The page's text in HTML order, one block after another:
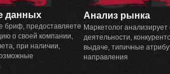
данных
бриф, предоставляете
о своей компании,
при наличии,
Анализ рынка
Маркетолог
деятельности,
выдаче, типичные
направления